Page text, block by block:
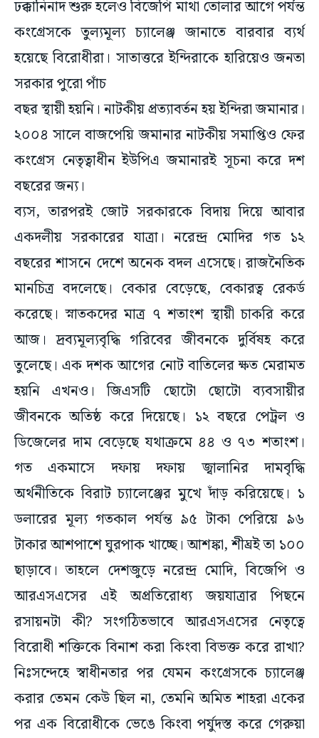
ঢক্কানিনাদ শুরু হলেও বিজেপি মাথা তোলার আগে পর্যন্ত
কংগ্রেসকে তুল্যমূল্য চ্যালেঞ্জ জানাতে বারবার ব্যর্থ
হয়েছে বিরোধীরা। সাতাত্তরে ইন্দিরাকে হারিয়েও জনতা
সরকার পুরো পাঁচ
বছর স্থায়ী হয়নি। নাটকীয় প্রত্যাবর্তন হয় ইন্দিরা জমানার।
২০০৪ সালে বাজপেয়ি জমানার নাটকীয় সমাপ্তিও ফের
কংগ্রেস নেতৃত্বাধীন ইউপিএ জমানারই সূচনা করে দশ
বছরের জন্য।
ব্যস, তারপরই জোট সরকারকে বিদায় দিয়ে আবার
একদলীয় সরকারের যাত্রা। নরেন্দ্র মোদির গত ১২
বছরের শাসনে দেশে অনেক বদল এসেছে। রাজনৈতিক
মানচিত্র বদলেছে। বেকার বেড়েছে, বেকারত্ব রেকর্ড
করেছে। স্নাতকদের মাত্র ৭ শতাংশ স্থায়ী চাকরি করে
আজ। দ্রব্যমূল্যবৃদ্ধি গরিবের জীবনকে দুর্বিষহ করে
তুলেছে। এক দশক আগের নোট বাতিলের ক্ষত মেরামত
হয়নি এখনও। জিএসটি ছোটো ছোটো ব্যবসায়ীর
জীবনকে অতিষ্ঠ করে দিয়েছে। ১২ বছরে পেট্রল ও
ডিজেলের দাম বেড়েছে যথাক্রমে ৪৪ ও ৭৩ শতাংশ।
গত একমাসে দফায় দফায় জ্বালানির দামবৃদ্ধি
অর্থনীতিকে বিরাট চ্যালেঞ্জের মুখে দাঁড় করিয়েছে। ১
ডলারের মূল্য গতকাল পর্যন্ত ৯৫ টাকা পেরিয়ে ৯৬
টাকার আশপাশে ঘুরপাক খাচ্ছে। আশঙ্কা, শীঘ্রই তা ১০০
ছাড়াবে। তাহলে দেশজুড়ে নরেন্দ্র মোদি, বিজেপি ও
আরএসএসের এই অপ্রতিরোধ্য জয়যাত্রার পিছনে
রসায়নটা কী? সংগঠিতভাবে আরএসএসের নেতৃত্বে
বিরোধী শক্তিকে বিনাশ করা কিংবা বিভক্ত করে রাখা?
নিঃসন্দেহে স্বাধীনতার পর যেমন কংগ্রেসকে চ্যালেঞ্জ
করার তেমন কেউ ছিল না, তেমনি অমিত শাহরা একের
পর এক বিরোধীকে ভেঙে কিংবা পর্যুদস্ত করে গেরুয়া